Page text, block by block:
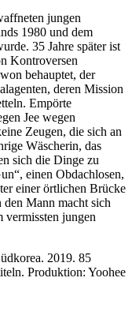
jungen
1980 und dem
35 Jahre später ist
Kontroversen
behauptet, der
deren Mission
Empörte
Jee wegen
Zeugen, die sich an
Wäscherin, das
sich die Dinge zu
einen Obdachlosen,
einer örtlichen Brücke
Mann macht sich
vermissten jungen
2019. 85
Produktion: Yoohee